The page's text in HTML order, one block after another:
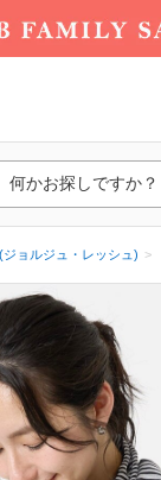
何かお探しですか？
ョルジュ・レッシュ)